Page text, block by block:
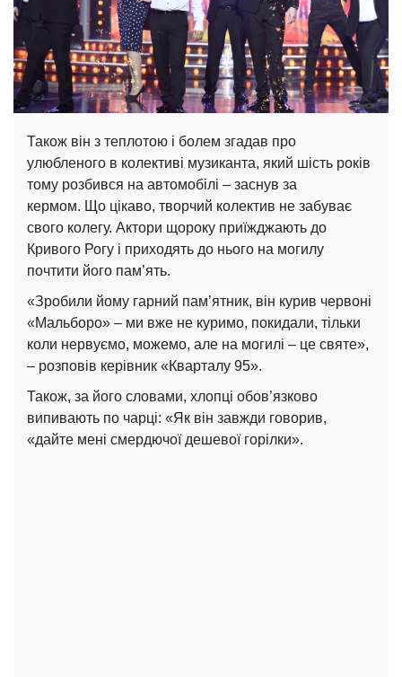
Також він з теплотою і болем згадав про
улюбленого в колективі музиканта, який шість років
тому розбився на автомобілі – заснув за
кермом. Що цікаво, творчий колектив не забуває
свого колегу. Актори щороку приїжджають до
Кривого Рогу і приходять до нього на могилу
почтити його пам’ять.
«Зробили йому гарний пам’ятник, він курив червоні
«Мальборо» – ми вже не куримо, покидали, тільки
коли нервуємо, можемо, але на могилі – це святе»,
– розповів керівник «Кварталу 95».
Також, за його словами, хлопці обов’язково
випивають по чарці: «Як він завжди говорив,
«дайте мені смердючої дешевої горілки».